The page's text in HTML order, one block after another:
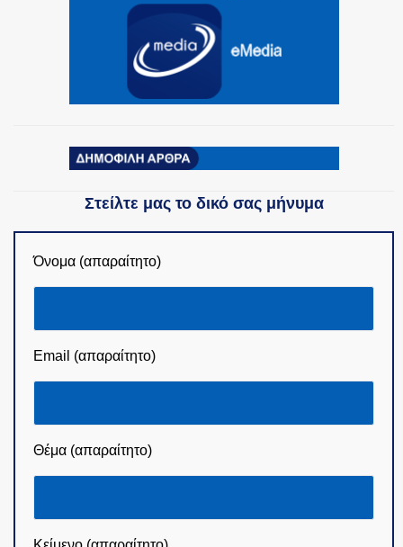
Στείλτε μας το δικό σας μήνυμα
Όνομα (απαραίτητο)
Email (απαραίτητο)
Θέμα (απαραίτητο)